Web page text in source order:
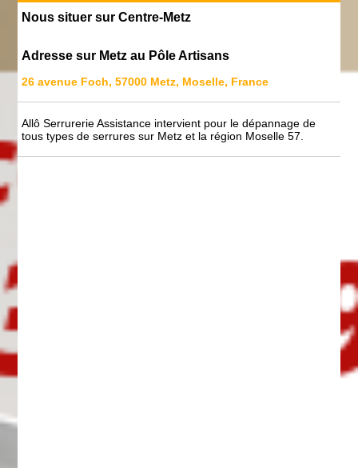
Nous situer sur Centre-Metz
Adresse sur Metz au Pôle Artisans
26 avenue Foch, 57000 Metz, Moselle, France
Allô Serrurerie Assistance intervient pour le dépannage de
tous types de serrures sur Metz et la région Moselle 57.